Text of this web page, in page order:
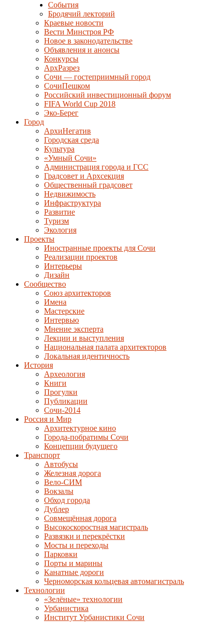
События
Бродячий лекторий
Краевые новости
Вести Минстроя РФ
Новое в законодательстве
Объявления и анонсы
Конкурсы
АрхРазрез
Сочи — гостеприимный город
СочиПешком
Российский инвестиционный форум
FIFA World Cup 2018
Эко-Берег
Город
АрхиНегатив
Городская среда
Культура
«Умный Сочи»
Администрация города и ГСС
Градсовет и Архсекция
Общественный градсовет
Недвижимость
Инфраструктура
Развитие
Туризм
Экология
Проекты
Иностранные проекты для Сочи
Реализации проектов
Интерьеры
Дизайн
Сообщество
Союз архитекторов
Имена
Мастерские
Интервью
Мнение эксперта
Лекции и выступления
Национальная палата архитекторов
Локальная идентичность
История
Археология
Книги
Прогулки
Публикации
Сочи-2014
Россия и Мир
Архитектурное кино
Города-побратимы Сочи
Концепции будущего
Транспорт
Автобусы
Железная дорога
Вело-СИМ
Вокзалы
Обход города
Дублер
Совмещённая дорога
Высокоскоростная магистраль
Развязки и перекрёстки
Мосты и переходы
Парковки
Порты и марины
Канатные дороги
Черноморская кольцевая автомагистраль
Технологии
«Зелёные» технологии
Урбанистика
Институт Урбанистики Сочи